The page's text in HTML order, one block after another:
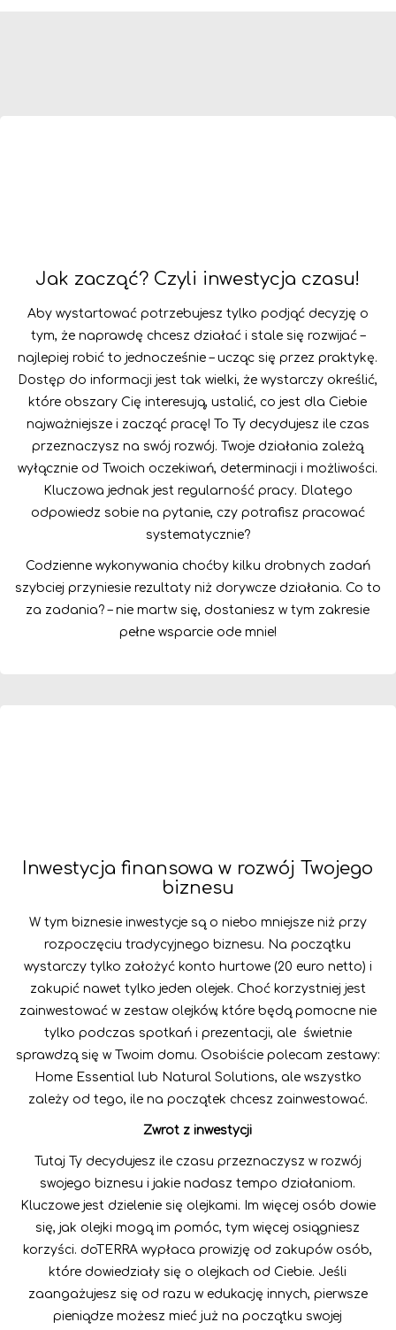
Jak zacząć? Czyli inwestycja czasu!
Aby wystartować potrzebujesz tylko podjąć decyzję o
tym, że naprawdę chcesz działać i stale się rozwijać –
najlepiej robić to jednocześnie – ucząc się przez praktykę.
Dostęp do informacji jest tak wielki, że wystarczy określić,
które obszary Cię interesują, ustalić, co jest dla Ciebie
najważniejsze i zacząć pracę! To Ty decydujesz ile czas
przeznaczysz na swój rozwój. Twoje działania zależą
wyłącznie od Twoich oczekiwań, determinacji i możliwości.
Kluczowa jednak jest regularność pracy. Dlatego
odpowiedz sobie na pytanie, czy potrafisz pracować
systematycznie?
Codzienne wykonywania choćby kilku drobnych zadań
szybciej przyniesie rezultaty niż dorywcze działania. Co to
za zadania? – nie martw się, dostaniesz w tym zakresie
pełne wsparcie ode mnie!
Inwestycja finansowa w rozwój Twojego
biznesu
W tym biznesie inwestycje są o niebo mniejsze niż przy
rozpoczęciu tradycyjnego biznesu. Na początku
wystarczy tylko założyć konto hurtowe (20 euro netto) i
zakupić nawet tylko jeden olejek. Choć korzystniej jest
zainwestować w zestaw olejków, które będą pomocne nie
tylko podczas spotkań i prezentacji, ale świetnie
sprawdzą się w Twoim domu. Osobiście polecam zestawy:
Home Essential lub Natural Solutions, ale wszystko
zależy od tego, ile na początek chcesz zainwestować.
Zwrot z inwestycji
Tutaj Ty decydujesz ile czasu przeznaczysz w rozwój
swojego biznesu i jakie nadasz tempo działaniom.
Kluczowe jest dzielenie się olejkami. Im więcej osób dowie
się, jak olejki mogą im pomóc, tym więcej osiągniesz
korzyści. doTERRA wypłaca prowizję od zakupów osób,
które dowiedziały się o olejkach od Ciebie. Jeśli
zaangażujesz się od razu w edukację innych, pierwsze
pieniądze możesz mieć już na początku swojej